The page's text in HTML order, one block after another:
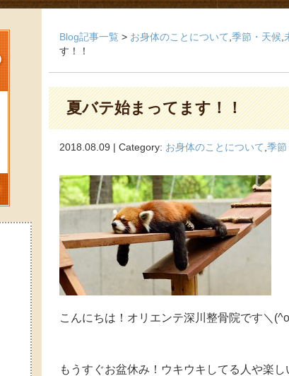
Blog記事一覧 > お身体のことについて 季節・天候
す！！
夏バテ始まってます！！
2018.08.09 | Category: お身体のことについて 季節
こんにちは！オリエンテ深川整骨院です＼
もうすぐお盆休み！ウキウキしてる人や楽